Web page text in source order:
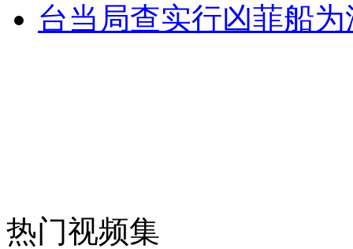
无痛分娩是否安全 医生回应
台当局查实行凶菲船
热门视频集